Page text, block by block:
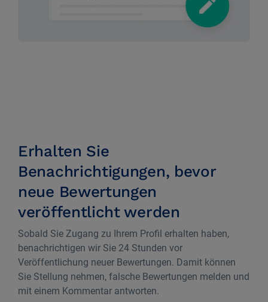
Erhalten Sie
Benachrichtigungen, bevor
neue Bewertungen
veröffentlicht werden
Sobald Sie Zugang zu Ihrem Profil erhalten haben,
benachrichtigen wir Sie 24 Stunden vor
Veröffentlichung neuer Bewertungen. Damit können
Sie Stellung nehmen, falsche Bewertungen melden und
mit einem Kommentar antworten.